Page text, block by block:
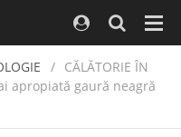
CĂLĂTORIE ÎN
apropiată gaură neagră